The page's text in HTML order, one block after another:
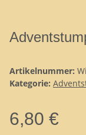
Artikelnummer:
Kategorie:
6,80 €